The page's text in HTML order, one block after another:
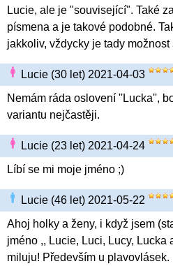
Lucie, ale je "související". Také
písmena a je takové podobné.
jakkoliv, vždycky je tady
Lucie (30 let) 2021-04-03
Nemám ráda oslovení ''Lucka'',
variantu nejčastěji.
Lucie (23 let) 2021-04-24
Líbí se mi moje jméno ;)
Lucie (46 let) 2021-05-22
Ahoj holky a ženy, i když jsem
jméno ,, Lucie, Luci, Lucy, Lucka
miluju! Především u